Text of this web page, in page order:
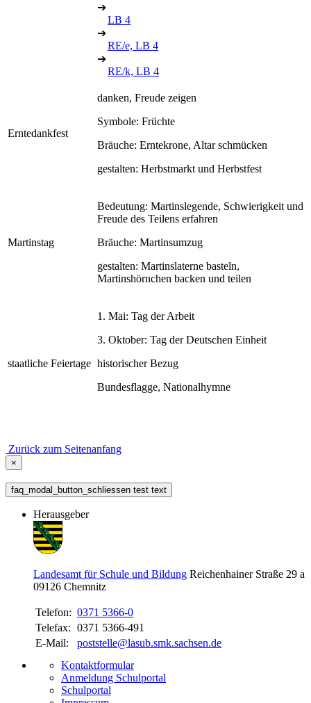
➔
LB 4
➔
RE/e, LB 4
➔
RE/k, LB 4
Erntedankfest
danken, Freude zeigen
Symbole: Früchte
Bräuche: Erntekrone, Altar schmücken
gestalten: Herbstmarkt und Herbstfest
Martinstag
Bedeutung: Martinslegende, Schwierigkeit und
Freude des Teilens erfahren
Bräuche: Martinsumzug
gestalten: Martinslaterne basteln,
Martinshörnchen backen und teilen
staatliche Feiertage
1. Mai: Tag der Arbeit
3. Oktober: Tag der Deutschen Einheit
historischer Bezug
Bundesflagge, Nationalhymne
Zurück zum Seitenanfang
×
faq_modal_button_schliessen test text
Herausgeber
Landesamt für Schule und Bildung Reichenhainer Straße 29 a
09126 Chemnitz
Telefon: 0371 5366-0
Telefax: 0371 5366-491
E-Mail:
poststelle@lasub.smk.sachsen.de
Kontaktformular
Anmeldung Schulportal
Schulportal